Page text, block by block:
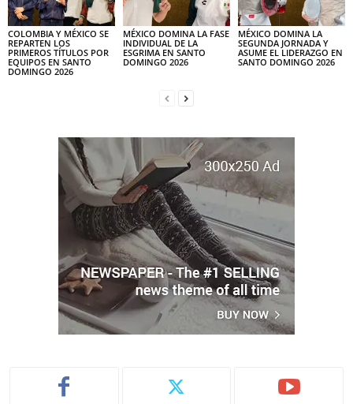
COLOMBIA Y MÉXICO SE
REPARTEN LOS
PRIMEROS TÍTULOS POR
EQUIPOS EN SANTO
DOMINGO 2026
MÉXICO DOMINA LA FASE
INDIVIDUAL DE LA
ESGRIMA EN SANTO
DOMINGO 2026
MÉXICO DOMINA LA
SEGUNDA JORNADA Y
ASUME EL LIDERAZGO EN
SANTO DOMINGO 2026